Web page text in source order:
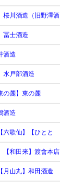
桜川酒造（旧野澤酒
冨士酒造
酒造
水戸部酒造
の麓】東の麓
酒造
六歌仙】【ひとと
【和田来】渡會本店
月山丸】和田酒造